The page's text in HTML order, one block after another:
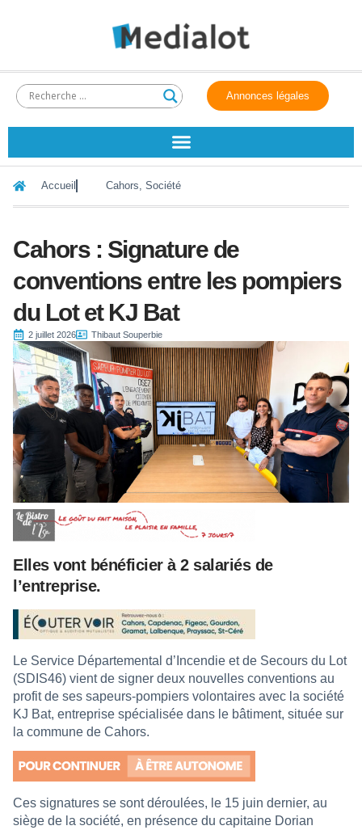
Annonces légales
Accueil Cahors, Société
Cahors : Signature de
conventions entre les pompiers
du Lot et KJ Bat
2 juillet 2026 Thibaut Souperbie
Elles vont bénéficier à 2 salariés de
l’entreprise.
Le Service Départemental d’Incendie et de Secours du Lot
(SDIS46) vient de signer deux nouvelles conventions au
profit de ses sapeurs-pompiers volontaires avec la société
KJ Bat, entreprise spécialisée dans le bâtiment, située sur
la commune de Cahors.
Ces signatures se sont déroulées, le 15 juin dernier, au
siège de la société, en présence du capitaine Dorian